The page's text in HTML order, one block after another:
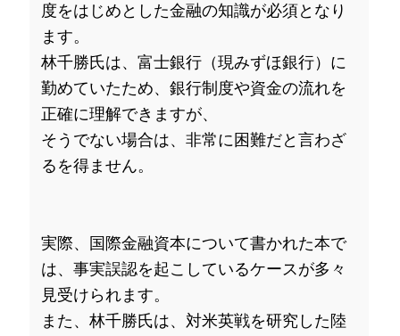
度をはじめとした金融の知識が必須となり
ます。
林千勝氏は、富士銀行（現みずほ銀行）に
勤めていたため、銀行制度や資金の流れを
正確に理解できますが、
そうでない場合は、非常に困難だと言わざ
るを得ません。
実際、国際金融資本について書かれた本で
は、事実誤認を起こしているケースが多々
見受けられます。
また、林千勝氏は、対米英戦を研究した陸